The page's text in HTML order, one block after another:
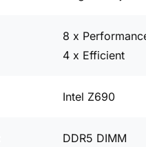
8 x
4 x Efficient
Intel Z690
DDR5 DIMM